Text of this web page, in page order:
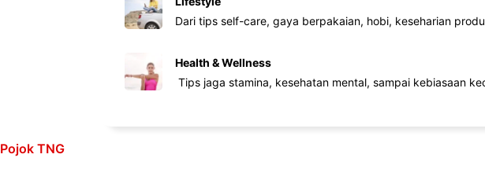
Dari tips self-care, gaya berpakaian, hobi, keseharian
Health & Wellness
Tips jaga stamina, kesehatan mental, sampai kebiasaan
Pojok TNG